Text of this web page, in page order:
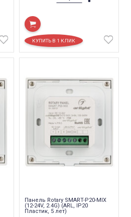
Панель Rotary SMART-P20-MIX
(12-24V, 2.4G) (ARL, IP20
Пластик, 5 лет)